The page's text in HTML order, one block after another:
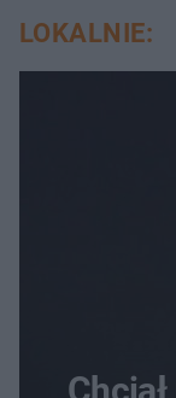
LOKALNIE: